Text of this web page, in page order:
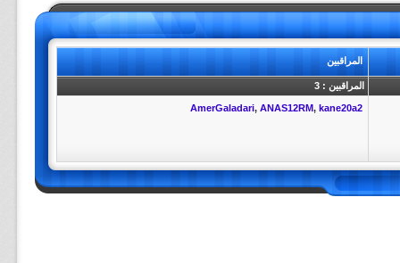
المراقبين
المراقبين : 3
AmerGaladari, ANAS12RM, kane20a2